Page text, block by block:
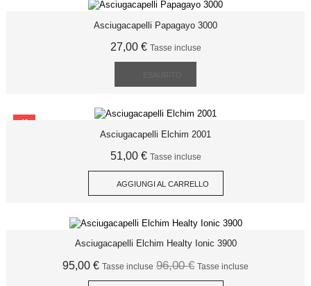
Asciugacapelli Papagayo 3000
27,00 € Tasse incluse
Asciugacapelli Elchim 2001
51,00 € Tasse incluse
AGGIUNGI AL CARRELLO
Asciugacapelli Elchim Healty Ionic 3900
95,00 € Tasse incluse 96,00 € Tasse incluse